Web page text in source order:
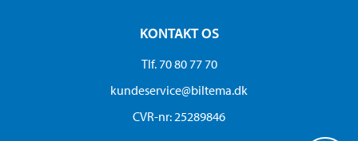
KONTAKT OS
Tlf. 70 80 77 70
kundeservice@biltema.dk
CVR-nr: 25289846